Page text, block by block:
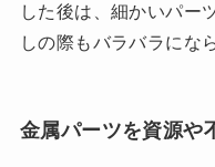
した後は、細かいパー
しの際もバラバラにな
金属パーツを資源や